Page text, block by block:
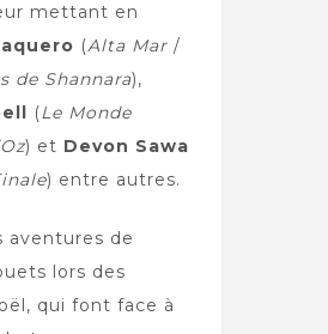
mettant en
(Alta Mar/
de Shannara),
(Le Monde
) et Devon Sawa
) entre autres.
aventures de
lors des
qui font face à